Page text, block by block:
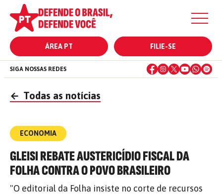
ÁREA PT FILIE-SE
SIGA NOSSAS REDES
← Todas as notícias
ECONOMIA
GLEISI REBATE AUSTERICÍDIO FISCAL DA
FOLHA CONTRA O POVO BRASILEIRO
"O editorial da Folha insiste no corte de recursos